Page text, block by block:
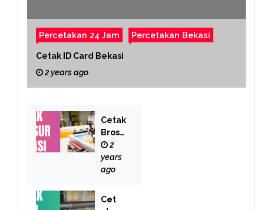
Percetakan 24 Jam Percetakan Bekasi
Cetak ID Card Bekasi
2 years ago
Cetak
Brosu
r
Bekas
i
2
years
ago
Cet